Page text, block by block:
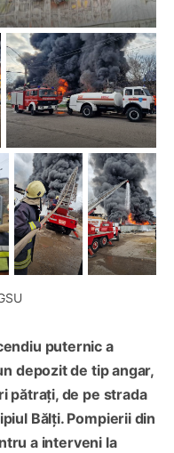
puternic a
depozit de tip angar,
pătrați, de pe strada
Bălți. Pompierii din
a interveni la